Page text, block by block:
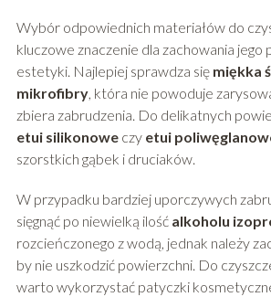
Wybór odpowiednich materiałów do
kluczowe znaczenie dla zachowania jego
estetyki. Najlepiej sprawdza się miękka
mikrofibry, która nie powoduje
zbiera zabrudzenia. Do delikatnych
etui silikonoweczy etui
szorstkich gąbek i druciaków.
W przypadku bardziej uporczywych
sięgnąć po niewielką ilość alkoholu
rozcieńczonego z wodą, jednak należy
by nie uszkodzić powierzchni. Do
warto wykorzystać patyczki